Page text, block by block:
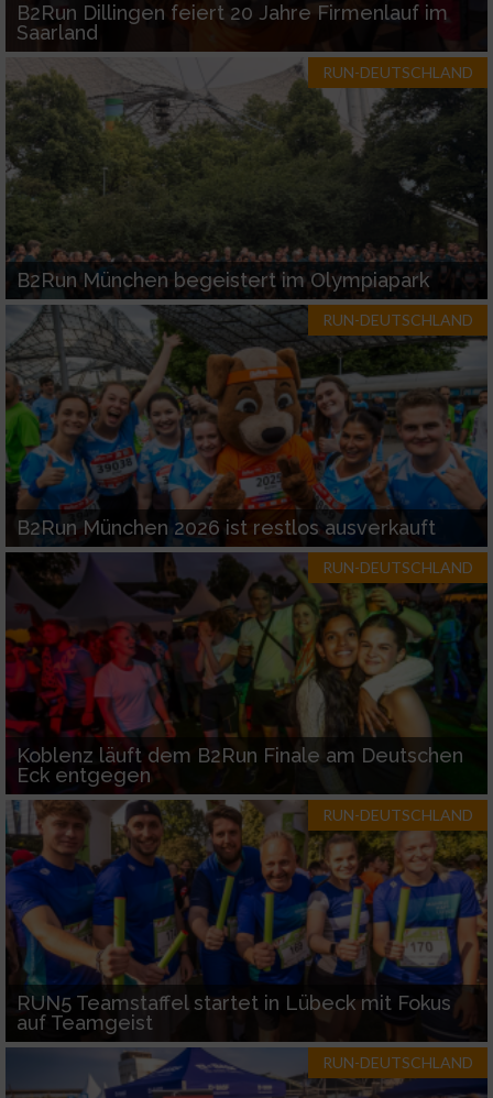
B2Run Dillingen feiert 20 Jahre Firmenlauf im
Saarland
RUN-DEUTSCHLAND
B2Run München begeistert im Olympiapark
RUN-DEUTSCHLAND
B2Run München 2026 ist restlos ausverkauft
RUN-DEUTSCHLAND
Koblenz läuft dem B2Run Finale am Deutschen
Eck entgegen
RUN-DEUTSCHLAND
RUN5 Teamstaffel startet in Lübeck mit Fokus
auf Teamgeist
RUN-DEUTSCHLAND